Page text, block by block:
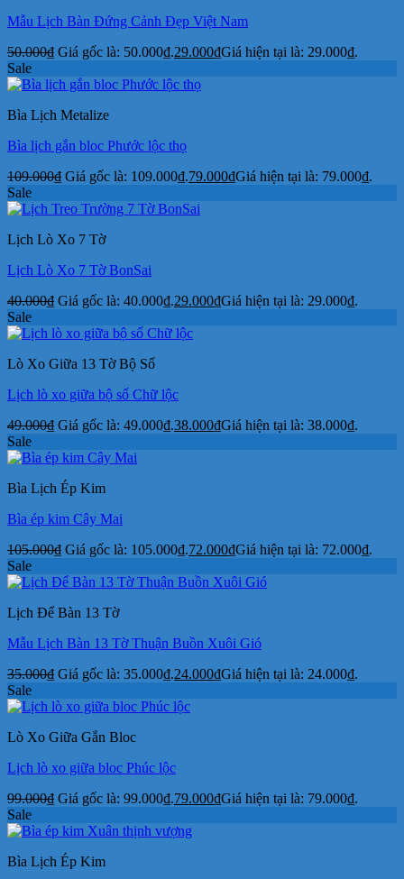
Mẫu Lịch Bàn Đứng Cảnh Đẹp Việt Nam
50.000₫ Giá gốc là: 50.000₫.29.000₫Giá hiện tại là: 29.000₫.
Sale
Bìa Lịch Metalize
Bìa lịch gắn bloc Phước lộc thọ
109.000₫ Giá gốc là: 109.000₫.79.000₫Giá hiện tại là: 79.000₫.
Sale
Lịch Lò Xo 7 Tờ
Lịch Lò Xo 7 Tờ BonSai
40.000₫ Giá gốc là: 40.000₫.29.000₫Giá hiện tại là: 29.000₫.
Sale
Lò Xo Giữa 13 Tờ Bộ Số
Lịch lò xo giữa bộ số Chữ lộc
49.000₫ Giá gốc là: 49.000₫.38.000₫Giá hiện tại là: 38.000₫.
Sale
Bìa Lịch Ép Kim
Bìa ép kim Cây Mai
105.000₫ Giá gốc là: 105.000₫.72.000₫Giá hiện tại là: 72.000₫.
Sale
Lịch Để Bàn 13 Tờ
Mẫu Lịch Bàn 13 Tờ Thuận Buồn Xuôi Gió
35.000₫ Giá gốc là: 35.000₫.24.000₫Giá hiện tại là: 24.000₫.
Sale
Lò Xo Giữa Gắn Bloc
Lịch lò xo giữa bloc Phúc lộc
99.000₫ Giá gốc là: 99.000₫.79.000₫Giá hiện tại là: 79.000₫.
Sale
Bìa Lịch Ép Kim